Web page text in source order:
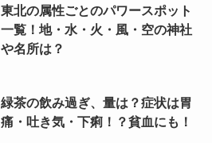
東北の属性ごとのパワースポット
一覧！地・水・火・風・空の神社
や名所は？
緑茶の飲み過ぎ、量は？症状は胃
痛・吐き気・下痢！？貧血にも！